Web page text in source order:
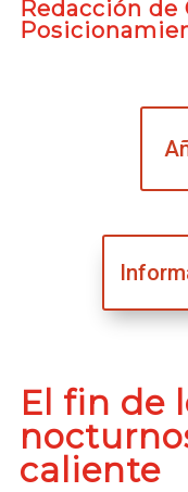
Redacción de
El fin de
caliente